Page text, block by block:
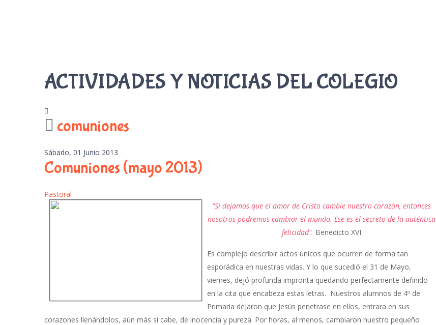
ACTIVIDADES Y NOTICIAS DEL COLEGIO
comuniones
Sábado, 01 Junio 2013
Comuniones (mayo 2013)
Pastoral
"Si dejamos que el amor de Cristo cambie nuestro corazón, entonces
nosotros podremos cambiar el mundo. Ese es el secreto de la auténtica
felicidad". Benedicto XVI
Es complejo describir actos únicos que ocurren de forma tan
esporádica en nuestras vidas. Y lo que sucedió el 31 de Mayo,
viernes, dejó profunda impronta quedando perfectamente definido
en la cita que encabeza estas letras. Nuestros alumnos de 4º de
Primaria dejaron que Jesús penetrase en ellos, entrara en sus
corazones llenándolos, aún más si cabe, de inocencia y pureza. Por horas, al menos, cambiaron nuestro pequeño